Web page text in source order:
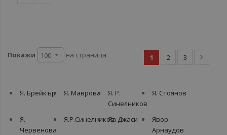
1 2 3
Покажи на страница
Я. Брейкър Я. Маврова
Я. Р.
Синелников
Я. Стоянов
Я.
Червенова
Я.Р.СинелниковЯа Джаси
Явор
Арнаудов